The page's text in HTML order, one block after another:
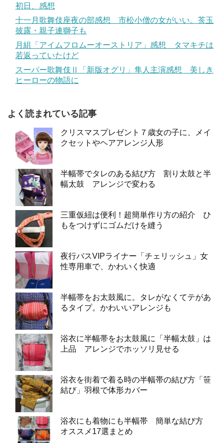
初日、感想
十一月歌舞伎座夜の部感想 市松小僧の女がいい。莟玉
披露・親子連獅子も
月組「アイムフロムーオーストリア」感想 タマキチは
若返っていたけど
スーパー歌舞伎Ⅱ「新版オグリ」隼人主演感想 美しき
ヒーローの物語に
よく読まれている記事
クリスマスプレゼント７歳女の子に、メイ
クセットやヘアアレンジ人形
半幅帯でタレのある結び方 割り太鼓と半
幅太鼓 アレンジで変わる
三重仮紐は便利！超簡単作り方の紹介 ひ
もをつけずにゴムだけを縫う
夜行バスVIPライナー「チェリッシュ」女
性専用車で、かわいく快適
半幅帯をお太鼓風に。タレがなくてテがあ
るタイプ。かわいいアレンジも
浴衣に半幅帯をお太鼓風に「半幅太鼓」は
上品 アレンジでホッソリ見せる
浴衣を街着で着る時の半幅帯の結び方「笹
結び」羽根で体形カバー
浴衣にも着物にも半幅帯 簡単な結び方
オススメ17選まとめ